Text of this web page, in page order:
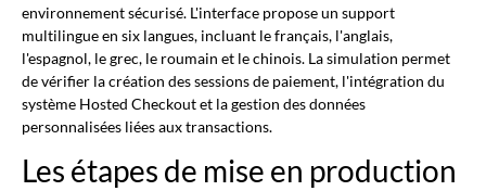
environnement sécurisé. L'interface propose un support
multilingue en six langues, incluant le français, l'anglais,
l'espagnol, le grec, le roumain et le chinois. La simulation permet
de vérifier la création des sessions de paiement, l'intégration du
système Hosted Checkout et la gestion des données
personnalisées liées aux transactions.
Les étapes de mise en production